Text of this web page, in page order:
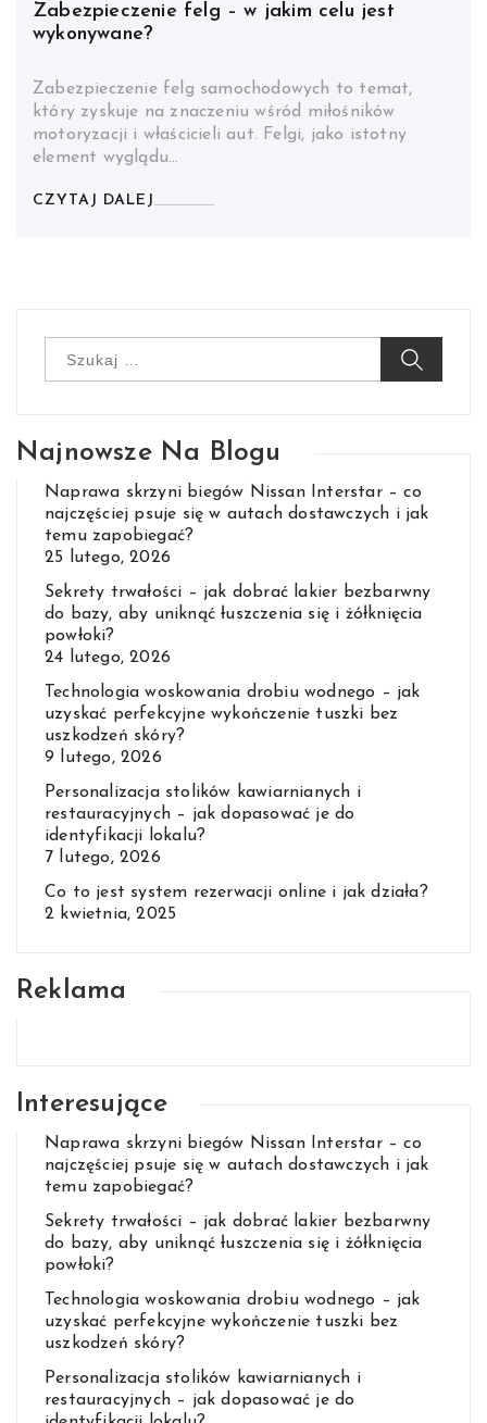
Zabezpieczenie felg – w jakim celu jest
wykonywane?
Zabezpieczenie felg samochodowych to temat,
który zyskuje na znaczeniu wśród miłośników
motoryzacji i właścicieli aut. Felgi, jako istotny
element wyglądu…
CZYTAJ DALEJ
Najnowsze Na Blogu
Naprawa skrzyni biegów Nissan Interstar – co
najczęściej psuje się w autach dostawczych i jak
temu zapobiegać?
25 lutego, 2026
Sekrety trwałości – jak dobrać lakier bezbarwny
do bazy, aby uniknąć łuszczenia się i żółknięcia
powłoki?
24 lutego, 2026
Technologia woskowania drobiu wodnego – jak
uzyskać perfekcyjne wykończenie tuszki bez
uszkodzeń skóry?
9 lutego, 2026
Personalizacja stolików kawiarnianych i
restauracyjnych – jak dopasować je do
identyfikacji lokalu?
7 lutego, 2026
Co to jest system rezerwacji online i jak działa?
2 kwietnia, 2025
Reklama
Interesujące
Naprawa skrzyni biegów Nissan Interstar – co
najczęściej psuje się w autach dostawczych i jak
temu zapobiegać?
Sekrety trwałości – jak dobrać lakier bezbarwny
do bazy, aby uniknąć łuszczenia się i żółknięcia
powłoki?
Technologia woskowania drobiu wodnego – jak
uzyskać perfekcyjne wykończenie tuszki bez
uszkodzeń skóry?
Personalizacja stolików kawiarnianych i
restauracyjnych – jak dopasować je do